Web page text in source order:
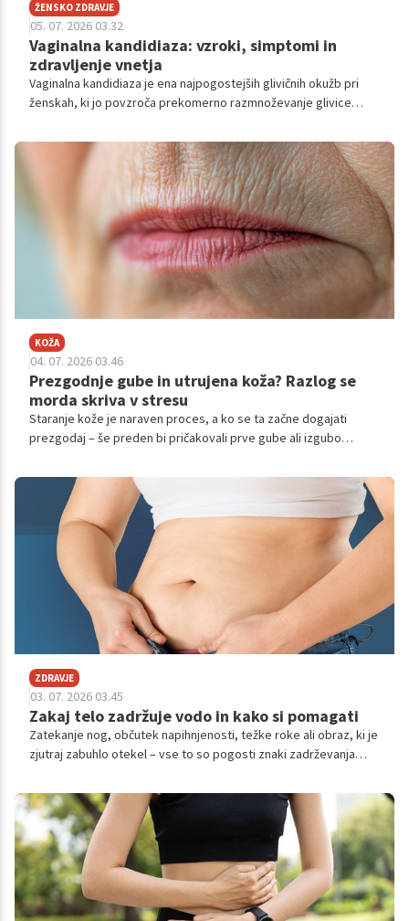
ŽENSKO ZDRAVJE
05. 07. 2026 03.32
Vaginalna kandidiaza: vzroki, simptomi in
zdravljenje vnetja
Vaginalna kandidiaza je ena najpogostejših glivičnih okužb pri
ženskah, ki jo povzroča prekomerno razmnoževanje glivice
KOŽA
04. 07. 2026 03.46
Prezgodnje gube in utrujena koža? Razlog se
morda skriva v stresu
Staranje kože je naraven proces, a ko se ta začne dogajati
prezgodaj – še preden bi pričakovali prve gube ali izgubo
ZDRAVJE
03. 07. 2026 03.45
Zakaj telo zadržuje vodo in kako si pomagati
Zatekanje nog, občutek napihnjenosti, težke roke ali obraz, ki je
zjutraj zabuhlo otekel – vse to so pogosti znaki zadrževanja